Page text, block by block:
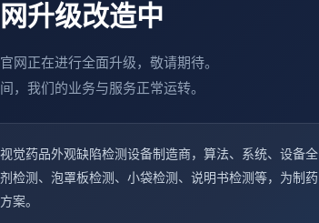
升级改造中
网正在进行全面升级，敬请期待。
，我们的业务与服务正常运转。
觉药品外观缺陷检测设备制造商，算法、系统、设备全
检测、泡罩板检测、小袋检测、说明书检测等，为制药
案。